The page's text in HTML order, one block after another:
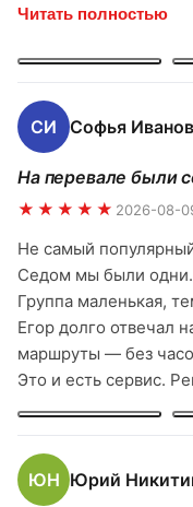
вершины. Гид Егор
рассказал много
растения, про
безопасности.
всё было четко, без
и обязательно
Читать полностью
СИ Софья
На перевале были
★★★★★ 2026-08-
Не самый
Седом мы были
Группа маленькая,
Егор долго отвечал
маршруты — без
Это и есть сервис.
ЮН Юрий